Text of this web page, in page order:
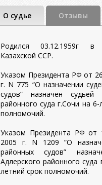
О судье Отзывы
Родился 03.12.1959г в
Казахской ССР.
Указом Президента РФ от
г. N 775 “О назначении
судов” назначен судьей
районного суда г.Сочи на 6-
полномочий.
Указом Президента РФ от
2005 г. N 1209 ”О
районных судов”
Адлерского районного суда
летний срок полномочий.